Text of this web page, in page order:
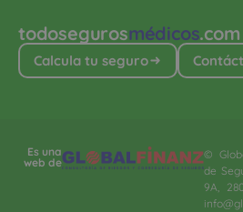
todosegurosmédicos.com
Calcula tu seguro
Es una
web de
©
de
9A,